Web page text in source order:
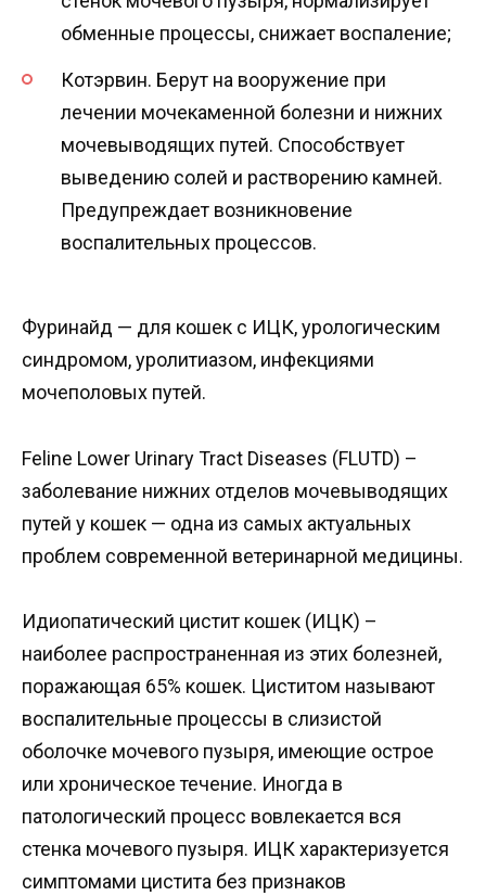
обменные процессы, снижает воспаление;
Котэрвин. Берут на вооружение при
лечении мочекаменной болезни и нижних
мочевыводящих путей. Способствует
выведению солей и растворению камней.
Предупреждает возникновение
воспалительных процессов.
Фуринайд — для кошек с ИЦК, урологическим
синдромом, уролитиазом, инфекциями
мочеполовых путей.
Feline Lower Urinary Tract Diseases (FLUTD) –
заболевание нижних отделов мочевыводящих
путей у кошек — одна из самых актуальных
проблем современной ветеринарной медицины.
Идиопатический цистит кошек (ИЦК) –
наиболее распространенная из этих болезней,
поражающая 65% кошек. Циститом называют
воспалительные процессы в слизистой
оболочке мочевого пузыря, имеющие острое
или хроническое течение. Иногда в
патологический процесс вовлекается вся
стенка мочевого пузыря. ИЦК характеризуется
симптомами цистита без признаков